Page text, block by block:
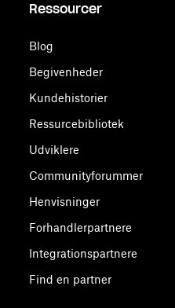
Ressourcer
Blog
Begivenheder
Kundehistorier
Ressurcebibliotek
Udviklere
Communityforummer
Henvisninger
Forhandlerpartnere
Integrationspartnere
Find en partner